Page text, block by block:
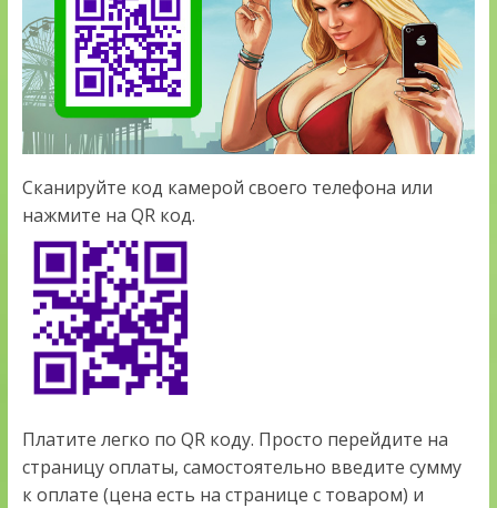
Сканируйте код камерой своего телефона или
нажмите на QR код.
Платите легко по QR коду. Просто перейдите на
страницу оплаты, самостоятельно введите сумму
к оплате (цена есть на странице с товаром) и